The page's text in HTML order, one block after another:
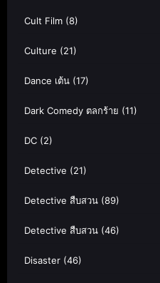
Cult Film (8)
Culture (21)
Dance เต้น (17)
Dark Comedy ตลกร้าย (11)
DC (2)
Detective (21)
Detective สืบสวน (89)
Detective สืบสวน (46)
Disaster (46)